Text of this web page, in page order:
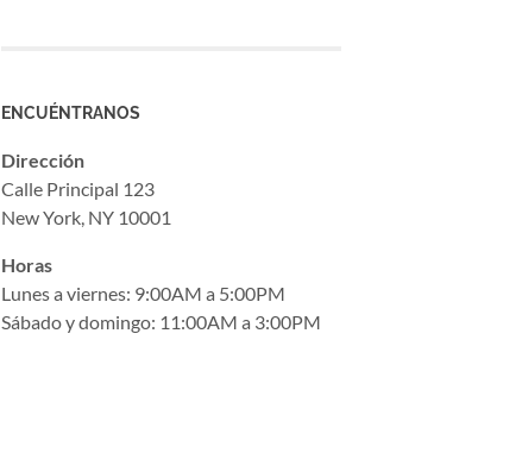
ENCUÉNTRANOS
Dirección
Calle Principal 123
New York, NY 10001
Horas
Lunes a viernes: 9:00AM a 5:00PM
Sábado y domingo: 11:00AM a 3:00PM